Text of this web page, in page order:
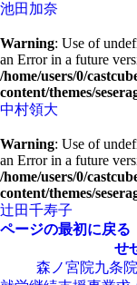
池田加奈
Warning: Use of
an Error in a future
/home/users/0/
content/themes/
中村領大
Warning: Use of
an Error in a future
/home/users/0/
content/themes/
辻田千寿子
ページの最初に戻る
せ
森ノ宮院九条院